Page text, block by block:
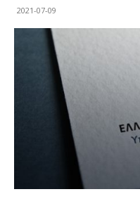
2021-07-09